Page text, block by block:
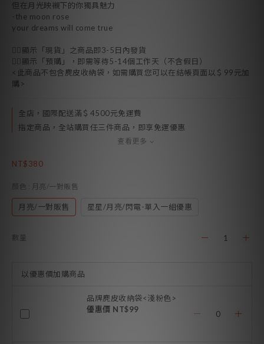
但在月光映襯下的你獨具魅力
-the moon rose
your dreams will come true
👉🏻顯示「現貨」之商品即3-5日內發貨
👉🏻顯示「預購」，即需等待5-14個工作天（不含假日）
<此商品不包含麂皮收納袋，如需購買您可以在結帳頁面以＄99元加
購>
全店，國際配送滿＄4500元免運費
指定商品，全站購買任三件商品，即享免運優惠
查看更多
NT$380
顏色 : 月亮/一對販售
月亮/一對販售 星星/月亮/閃電-單入一組優惠
數量
以優惠價加購商品
品牌麂皮收納袋<淺粉色>
優惠價 NT$99